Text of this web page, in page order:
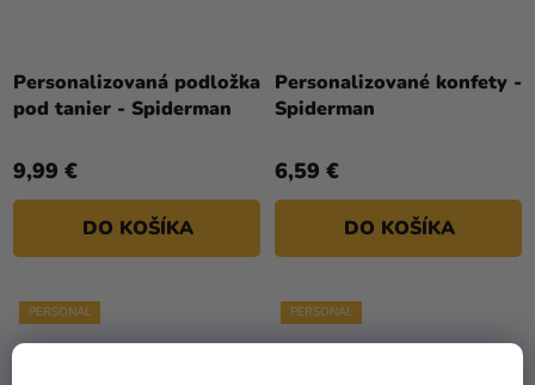
Personalizovaná podložka
pod tanier - Spiderman
9,99 €
DO KOŠÍKA
Personalizované konfety -
Spiderman
6,59 €
DO KOŠÍKA
PERSONAL PERSONAL